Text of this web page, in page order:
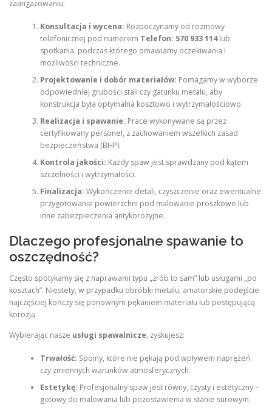
zaangażowaniu:
Konsultacja i wycena: Rozpoczynamy od rozmowy
telefonicznej pod numerem Telefon: 570 933 114lub
spotkania, podczas którego omawiamy oczekiwania i
możliwości techniczne.
Projektowanie i dobór materiałów: Pomagamy w wyborze
odpowiedniej grubości stali czy gatunku metalu, aby
konstrukcja była optymalna kosztowo i wytrzymałościowo.
Realizacja i spawanie: Prace wykonywane są przez
certyfikowany personel, z zachowaniem wszelkich zasad
bezpieczeństwa (BHP).
Kontrola jakości: Każdy spaw jest sprawdzany pod kątem
szczelności i wytrzymałości.
Finalizacja: Wykończenie detali, czyszczenie oraz ewentualne
przygotowanie powierzchni pod malowanie proszkowe lub
inne zabezpieczenia antykorozyjne.
Dlaczego profesjonalne spawanie to
oszczędność?
Często spotykamy się z naprawami typu „zrób to sam” lub usługami „po
kosztach”. Niestety, w przypadku obróbki metalu, amatorskie podejście
najczęściej kończy się ponownym pękaniem materiału lub postępującą
korozją.
Wybierając nasze usługi spawalnicze, zyskujesz:
Trwałość: Spoiny, które nie pękają pod wpływem naprężeń
czy zmiennych warunków atmosferycznych.
Estetykę: Profesjonalny spaw jest równy, czysty i estetyczny –
gotowy do malowania lub pozostawienia w stanie surowym.